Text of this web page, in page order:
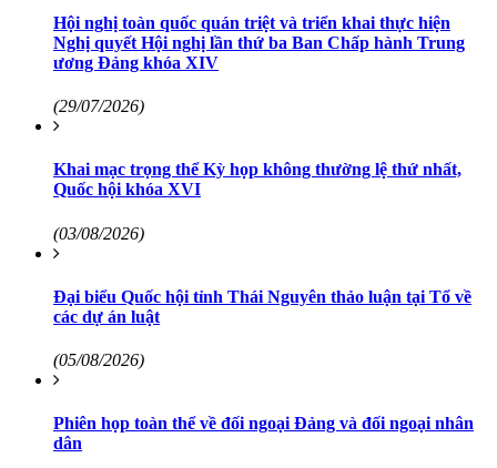
Hội nghị toàn quốc quán triệt và triển khai thực hiện
Nghị quyết Hội nghị lần thứ ba Ban Chấp hành Trung
ương Đảng khóa XIV
(29/07/2026)
Khai mạc trọng thể Kỳ họp không thường lệ thứ nhất,
Quốc hội khóa XVI
(03/08/2026)
Đại biểu Quốc hội tỉnh Thái Nguyên thảo luận tại Tổ về
các dự án luật
(05/08/2026)
Phiên họp toàn thể về đối ngoại Đảng và đối ngoại nhân
dân